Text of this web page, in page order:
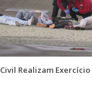
Realizam Exercício